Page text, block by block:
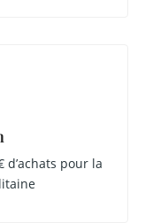
d’achats pour la